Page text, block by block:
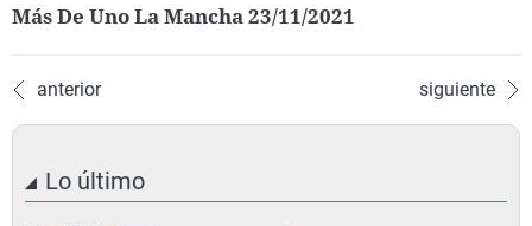
Más De Uno La Mancha 23/11/2021
anterior siguiente
Lo último